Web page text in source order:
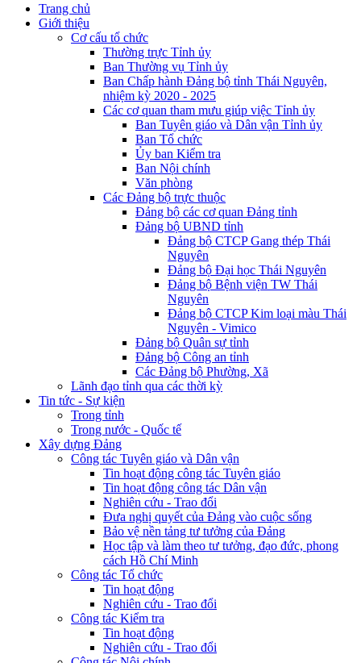
Trang chủ
Giới thiệu
Cơ cấu tổ chức
Thường trực Tỉnh ủy
Ban Thường vụ Tỉnh ủy
Ban Chấp hành Đảng bộ tỉnh Thái Nguyên,
nhiệm kỳ 2020 - 2025
Các cơ quan tham mưu giúp việc Tỉnh ủy
Ban Tuyên giáo và Dân vận Tỉnh ủy
Ban Tổ chức
Ủy ban Kiểm tra
Ban Nội chính
Văn phòng
Các Đảng bộ trực thuộc
Đảng bộ các cơ quan Đảng tỉnh
Đảng bộ UBND tỉnh
Đảng bộ CTCP Gang thép Thái
Nguyên
Đảng bộ Đại học Thái Nguyên
Đảng bộ Bệnh viện TW Thái
Nguyên
Đảng bộ CTCP Kim loại màu Thái
Nguyên - Vimico
Đảng bộ Quân sự tỉnh
Đảng bộ Công an tỉnh
Các Đảng bộ Phường, Xã
Lãnh đạo tỉnh qua các thời kỳ
Tin tức - Sự kiện
Trong tỉnh
Trong nước - Quốc tế
Xây dựng Đảng
Công tác Tuyên giáo và Dân vận
Tin hoạt động công tác Tuyên giáo
Tin hoạt động công tác Dân vận
Nghiên cứu - Trao đổi
Đưa nghị quyết của Đảng vào cuộc sống
Bảo vệ nền tảng tư tưởng của Đảng
Học tập và làm theo tư tưởng, đạo đức, phong
cách Hồ Chí Minh
Công tác Tổ chức
Tin hoạt động
Nghiên cứu - Trao đổi
Công tác Kiểm tra
Tin hoạt động
Nghiên cứu - Trao đổi